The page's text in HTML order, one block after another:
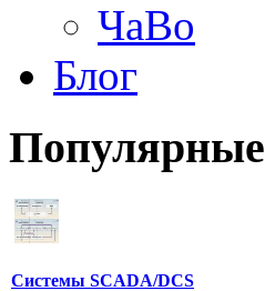
ЧаВо
Блог
Популярные
Системы SCADA/DCS